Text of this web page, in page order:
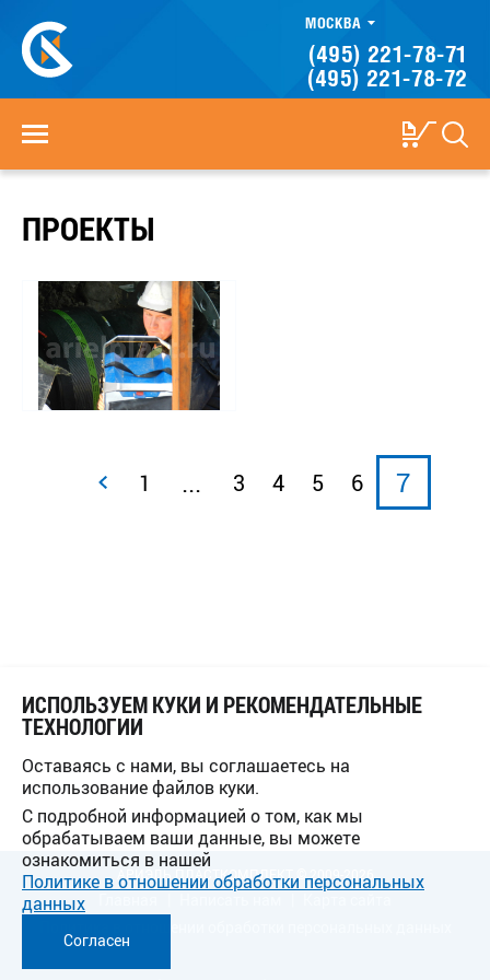
МОСКВА
(495) 221-78-71
(495) 221-78-72
ПРОЕКТЫ
1 ... 3 4 5 6 7
ИСПОЛЬЗУЕМ КУКИ И РЕКОМЕНДАТЕЛЬНЫЕ
ТЕХНОЛОГИИ
Оставаясь с нами, вы соглашаетесь на
использование файлов куки.
С подробной информацией о том, как мы
обрабатываем ваши данные, вы можете
ознакомиться в нашей
Политике в отношении обработки персональных
данных
Согласен
АРИЭЛЬ ПЛАСТКОМПЛЕКТ © 2009-2026